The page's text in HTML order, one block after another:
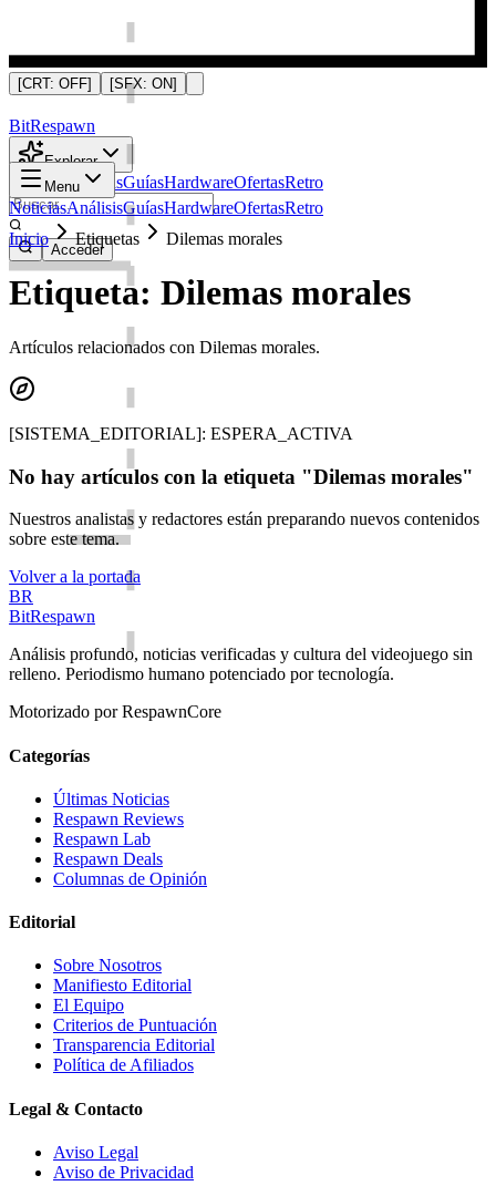
[CRT: OFF] [SFX: ON]
BitRespawn
Explorar
NoticiasAnálisisGuíasHardwareOfertasRetro
Acceder
Menu
NoticiasAnálisisGuíasHardwareOfertasRetro
Inicio
Etiquetas Dilemas morales
Etiqueta: Dilemas morales
Artículos relacionados con Dilemas morales.
[SISTEMA_EDITORIAL]: ESPERA_ACTIVA
No hay artículos con la etiqueta "Dilemas morales"
Nuestros analistas y redactores están preparando nuevos contenidos
sobre este tema.
Volver a la portada
BR
BitRespawn
Análisis profundo, noticias verificadas y cultura del videojuego sin
relleno. Periodismo humano potenciado por tecnología.
Motorizado por RespawnCore
Categorías
Últimas Noticias
Respawn Reviews
Respawn Lab
Respawn Deals
Columnas de Opinión
Editorial
Sobre Nosotros
Manifiesto Editorial
El Equipo
Criterios de Puntuación
Transparencia Editorial
Política de Afiliados
Legal & Contacto
Aviso Legal
Aviso de Privacidad